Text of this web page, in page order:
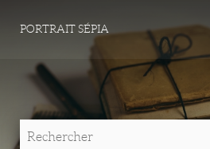
PORTRAIT SÉPIA